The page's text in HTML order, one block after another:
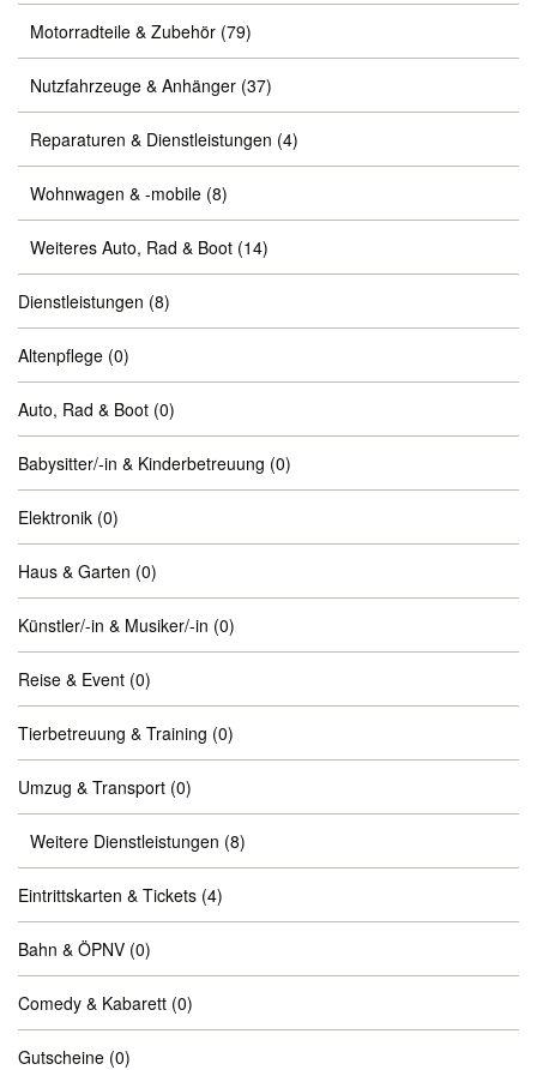
Motorradteile & Zubehör (79)
Nutzfahrzeuge & Anhänger (37)
Reparaturen & Dienstleistungen (4)
Wohnwagen & -mobile (8)
Weiteres Auto, Rad & Boot (14)
Dienstleistungen (8)
Altenpflege (0)
Auto, Rad & Boot (0)
Babysitter/-in & Kinderbetreuung (0)
Elektronik (0)
Haus & Garten (0)
Künstler/-in & Musiker/-in (0)
Reise & Event (0)
Tierbetreuung & Training (0)
Umzug & Transport (0)
Weitere Dienstleistungen (8)
Eintrittskarten & Tickets (4)
Bahn & ÖPNV (0)
Comedy & Kabarett (0)
Gutscheine (0)